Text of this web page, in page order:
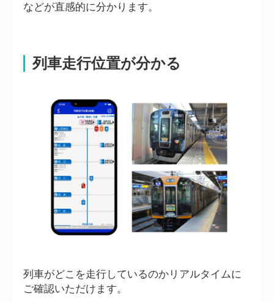
などが直感的に分かります。
列車走行位置が分かる
列車がどこを走行しているのかリアルタイムに
ご確認いただけます。